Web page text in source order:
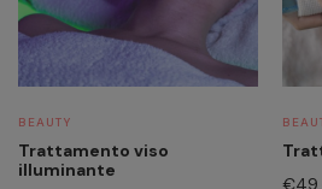
opzioni
possono
essere
BEAUTY
Trattamento viso
illuminante
€